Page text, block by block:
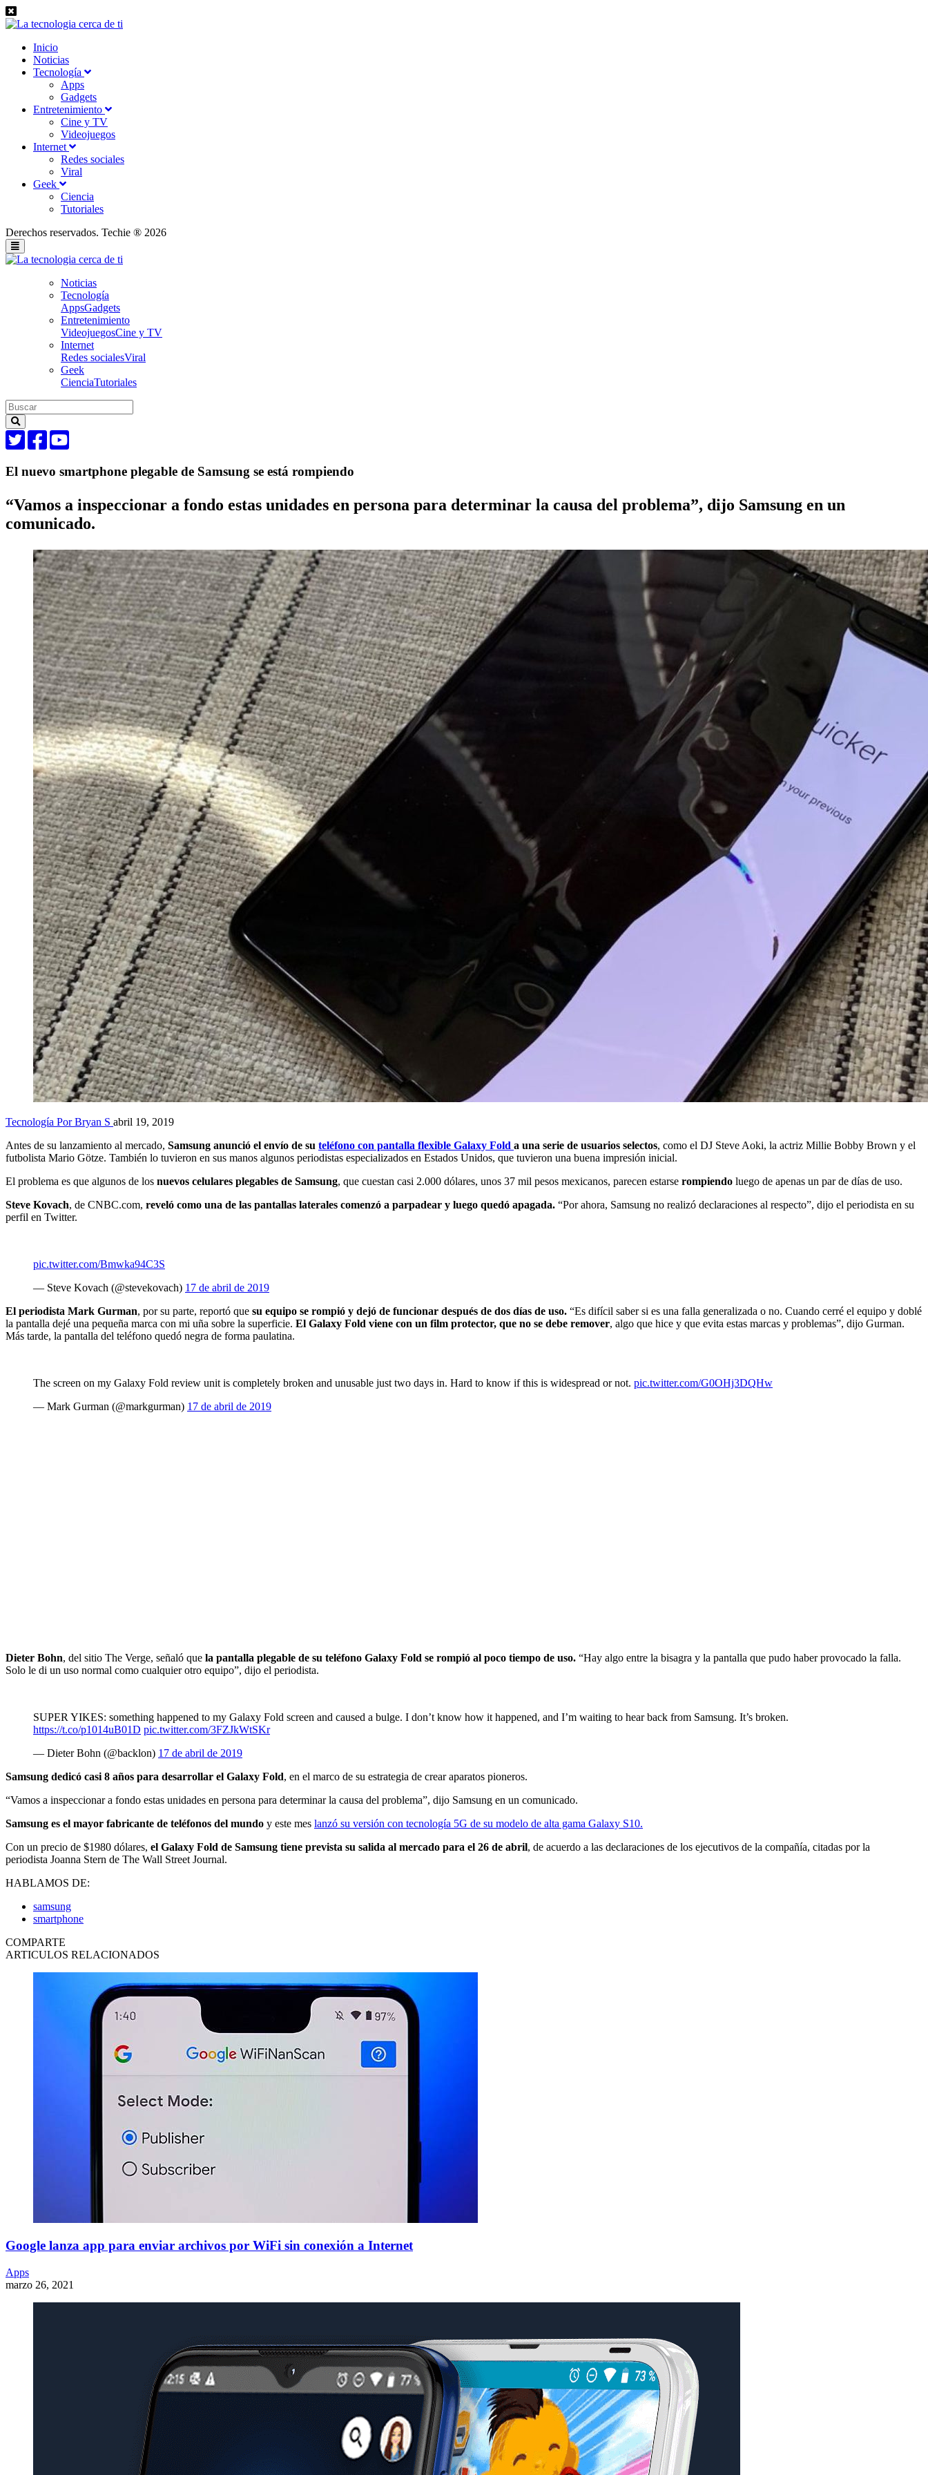
Inicio
Noticias
Tecnología
Apps
Gadgets
Entretenimiento
Cine y TV
Videojuegos
Internet
Redes sociales
Viral
Geek
Ciencia
Tutoriales
Derechos reservados. Techie ® 2026
Noticias
Tecnología
AppsGadgets
Entretenimiento
VideojuegosCine y TV
Internet
Redes socialesViral
Geek
CienciaTutoriales
El nuevo smartphone plegable de Samsung se está rompiendo
“Vamos a inspeccionar a fondo estas unidades en persona para determinar la causa del problema”, dijo Samsung en un
comunicado.
Tecnología Por Bryan S abril 19, 2019
Antes de su lanzamiento al mercado, Samsung anunció el envío de su teléfono con pantalla flexible Galaxy Fold a una serie de usuarios selectos, como el DJ Steve Aoki, la actriz Millie Bobby Brown y el
futbolista Mario Götze. También lo tuvieron en sus manos algunos periodistas especializados en Estados Unidos, que tuvieron una buena impresión inicial.
El problema es que algunos de los nuevos celulares plegables de Samsung, que cuestan casi 2.000 dólares, unos 37 mil pesos mexicanos, parecen estarse rompiendo luego de apenas un par de días de uso.
Steve Kovach, de CNBC.com, reveló como una de las pantallas laterales comenzó a parpadear y luego quedó apagada. “Por ahora, Samsung no realizó declaraciones al respecto”, dijo el periodista en su
perfil en Twitter.
pic.twitter.com/Bmwka94C3S
— Steve Kovach (@stevekovach) 17 de abril de 2019
El periodista Mark Gurman, por su parte, reportó que su equipo se rompió y dejó de funcionar después de dos días de uso. “Es difícil saber si es una falla generalizada o no. Cuando cerré el equipo y doblé
la pantalla dejé una pequeña marca con mi uña sobre la superficie. El Galaxy Fold viene con un film protector, que no se debe remover, algo que hice y que evita estas marcas y problemas”, dijo Gurman.
Más tarde, la pantalla del teléfono quedó negra de forma paulatina.
The screen on my Galaxy Fold review unit is completely broken and unusable just two days in. Hard to know if this is widespread or not. pic.twitter.com/G0OHj3DQHw
— Mark Gurman (@markgurman) 17 de abril de 2019
Dieter Bohn, del sitio The Verge, señaló que la pantalla plegable de su teléfono Galaxy Fold se rompió al poco tiempo de uso. “Hay algo entre la bisagra y la pantalla que pudo haber provocado la falla.
Solo le di un uso normal como cualquier otro equipo”, dijo el periodista.
SUPER YIKES: something happened to my Galaxy Fold screen and caused a bulge. I don’t know how it happened, and I’m waiting to hear back from Samsung. It’s broken.
https://t.co/p1014uB01D pic.twitter.com/3FZJkWtSKr
— Dieter Bohn (@backlon) 17 de abril de 2019
Samsung dedicó casi 8 años para desarrollar el Galaxy Fold, en el marco de su estrategia de crear aparatos pioneros.
“Vamos a inspeccionar a fondo estas unidades en persona para determinar la causa del problema”, dijo Samsung en un comunicado.
Samsung es el mayor fabricante de teléfonos del mundo y este mes lanzó su versión con tecnología 5G de su modelo de alta gama Galaxy S10.
Con un precio de $1980 dólares, el Galaxy Fold de Samsung tiene prevista su salida al mercado para el 26 de abril, de acuerdo a las declaraciones de los ejecutivos de la compañía, citadas por la
periodista Joanna Stern de The Wall Street Journal.
HABLAMOS DE:
samsung
smartphone
COMPARTE
ARTICULOS RELACIONADOS
Google lanza app para enviar archivos por WiFi sin conexión a Internet
Apps
marzo 26, 2021